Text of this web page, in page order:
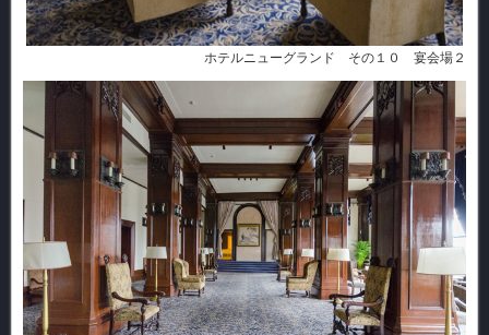
ホテルニューグランド その１０ 宴会場２